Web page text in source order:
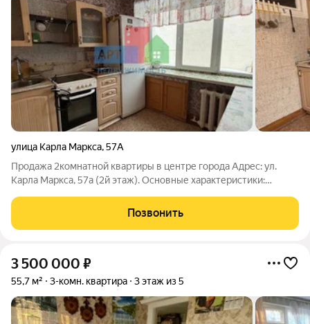
улица Карла Маркса,57А
Продажа 2комнатной квартиры в центре города Адрес: ул.
Карла Маркса, 57а (2й этаж). Основные характеристики:
окна; раздельный санузел; новая входная дверь; квартира без
балкона! Преимущества
Позвонить
3 500 000 ₽
55,7 м² 3-комн. квартира 3 этаж из 5